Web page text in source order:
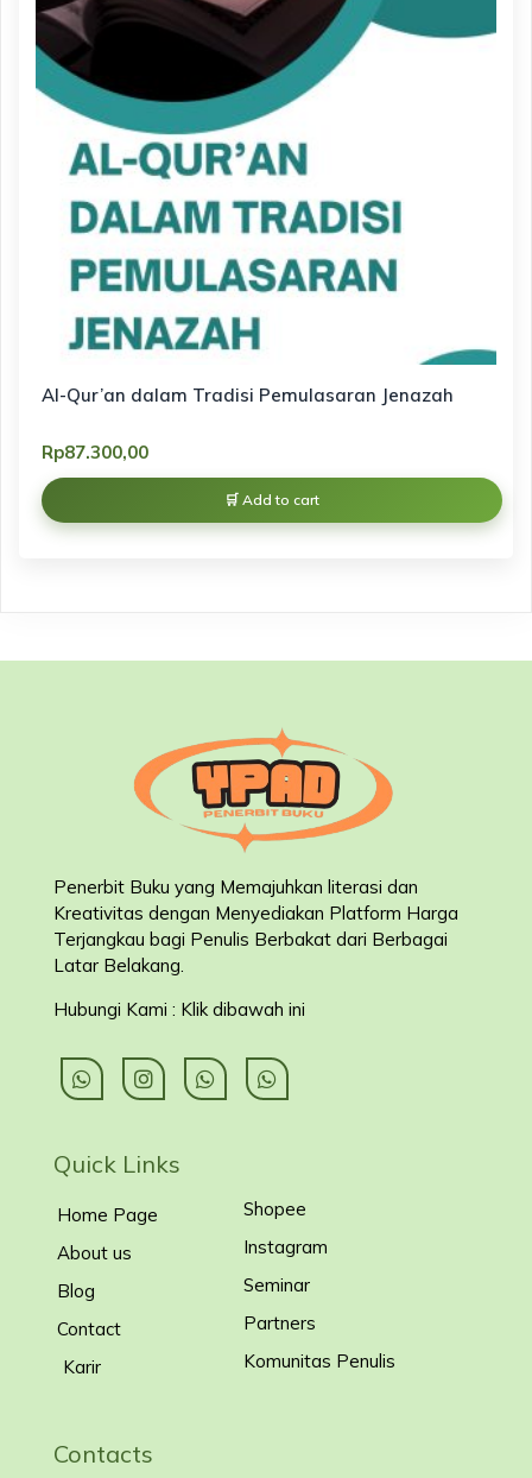
Al-Qur’an dalam Tradisi Pemulasaran Jenazah
Rp87.300,00
Add to cart
Penerbit Buku yang Memajuhkan literasi dan
Kreativitas dengan Menyediakan Platform Harga
Terjangkau bagi Penulis Berbakat dari Berbagai
Latar Belakang.
Hubungi Kami : Klik dibawah ini
Quick Links
Home Page
About us
Blog
Contact
Karir
Shopee
Instagram
Seminar
Partners
Komunitas Penulis
Contacts